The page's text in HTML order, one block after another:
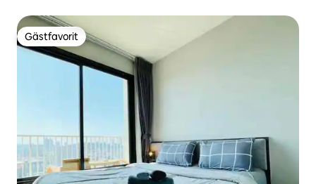
Gästfavorit
Gästfavorit